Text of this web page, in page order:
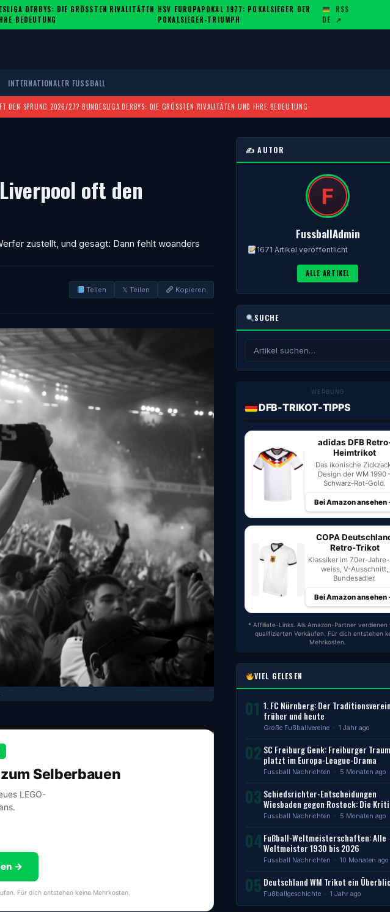
DERBYS: DIE GRÖSSTEN RIVALITÄTEN U
BEDEUTUNG
·
HSV EUROPAPOKAL 1977: POKALSIEGER DER
POKALSIEGER-TRIUMPH
DE
RSS
↗
INTERNATIONALER FUSSBALL
DEN SPRUNG 2026/27?·BUNDESLIGA DERBYS: DIE GRÖSSTEN RIVALITÄTEN UND IHRE BEDEUTUNG ·
oft den
zustellt, und gesagt: Dann fehlt woanders
Teilen 𝕏 Teilen Kopieren
Selberbauen
LEGO-
→
Für dich entstehen keine Mehrkosten.
✍️ AUTOR
FussballAdmin
1671 Artikel veröffentlicht
ALLE ARTIKEL
SUCHE
WERBUNG
DFB-TRIKOT-TIPPS
adidas DFB
Heimtrikot
Das ikonische
Design der WM 1990
Schwarz-Rot-Gold.
Bei Amazon ansehen
COPA
Retro-Trikot
Klassiker im 70er-
weiss, V-Ausschnitt,
Bundesadler.
Bei Amazon ansehen
* Affiliate-Links. Als Amazon-Partner verdienen
qualifizierten Verkäufen. Für dich entstehen
Mehrkosten.
VIEL GELESEN
01 1. FC Nürnberg: Der
früher und heute
Große Fußballvereine · 1 Jahr ago
02 SC Freiburg Genk: Freiburger Traum
platzt im Europa-League-Drama
Fussball Nachrichten · 5 Monaten ago
03 Schiedsrichter-Entscheidungen
Wiesbaden gegen Rostock: Die
Fussball Nachrichten · 5 Monaten ago
04 Fußball-Weltmeisterschaften: Alle
Weltmeister 1930 bis 2026
Fussball Nachrichten · 10 Monaten ago
05 Deutschland WM Trikot ein
Fußballgeschichte · 1 Jahr ago